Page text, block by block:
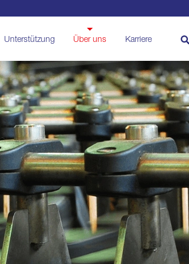
Unterstützung Über uns Karriere